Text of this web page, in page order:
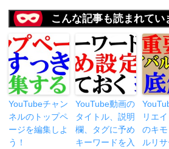
こんな記事も読まれてい
YouTubeチャン
ネルのトップペ
ージを編集しよ
う！
YouTube動画の
タイトル、説明
欄、タグに予め
キーワードを入
リエ
のキ
ルリ